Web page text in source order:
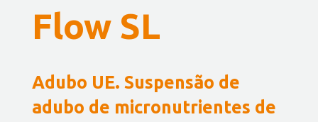
Flow SL
Adubo UE. Suspensão de
adubo de micronutrientes de